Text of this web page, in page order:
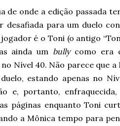
de onde a edição passada
desafiada para um duelo
é o Toni (o antigo
ainda um bullycomo era
Nível 40. Não parece que a
estando apenas no
e, portanto,
páginas enquanto Toni
a Mônica tempo para